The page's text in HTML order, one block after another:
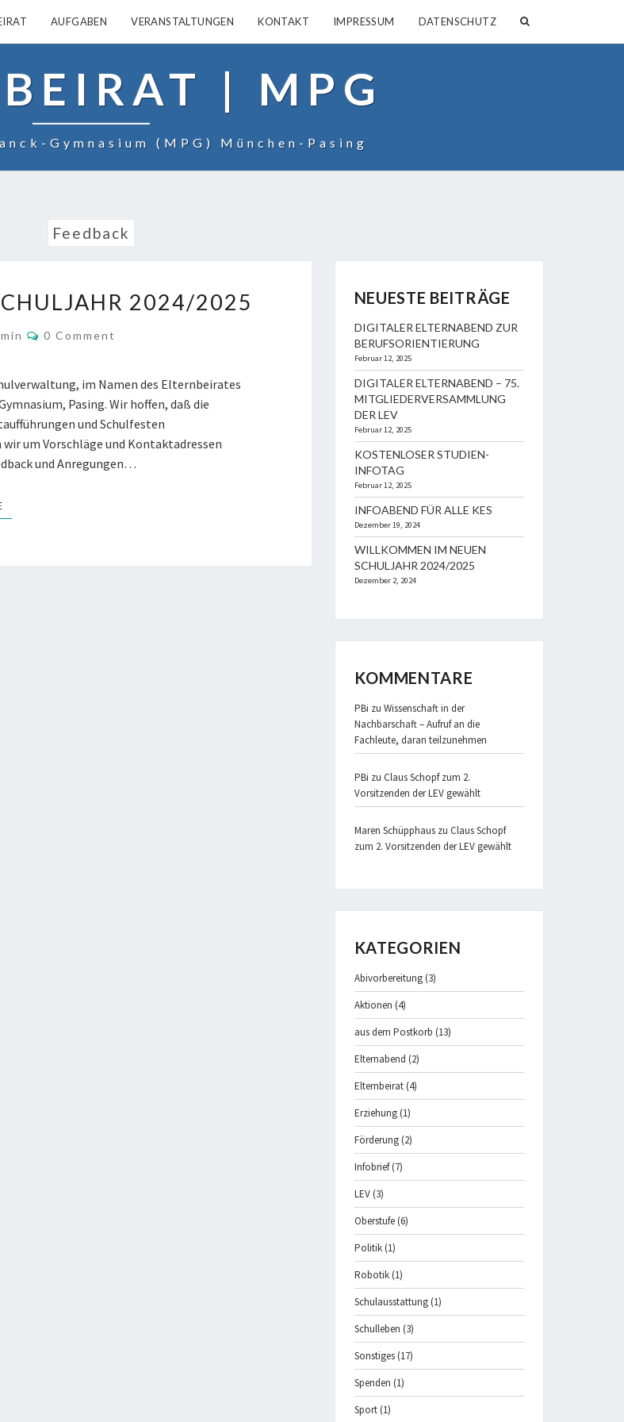
AUFGABEN VERANSTALTUNGEN KONTAKT IMPRESSUM DATENSCHUTZ
SEARCH
| MPG
Gymnasium (MPG) München-Pasing
Feedback
2024/2025
COMMENTS
0 Comment
im Namen des Elternbeirates
Pasing. Wir hoffen, daß die
und Schulfesten
um Vorschläge und Kontaktadressen
und Anregungen…
READ MORE
NEUESTE BEITRÄGE
DIGITALER ELTERNABEND ZUR
BERUFSORIENTIERUNG
Februar 12, 2025
DIGITALER ELTERNABEND – 75.
MITGLIEDERVERSAMMLUNG
DER LEV
Februar 12, 2025
KOSTENLOSER STUDIEN-
INFOTAG
Februar 12, 2025
INFOABEND FÜR ALLE KES
Dezember 19, 2024
WILLKOMMEN IM NEUEN
SCHULJAHR 2024/2025
Dezember 2, 2024
KOMMENTARE
PBi zu Wissenschaft in der
Nachbarschaft – Aufruf an die
Fachleute, daran teilzunehmen
PBi zu Claus Schopf zum 2.
Vorsitzenden der LEV gewählt
Maren Schüpphauszu Claus Schopf
zum 2. Vorsitzenden der LEV gewählt
KATEGORIEN
Abivorbereitung(3)
Aktionen (4)
aus dem Postkorb (13)
Elternabend (2)
Elternbeirat(4)
Erziehung(1)
Förderung(2)
Infobrief(7)
LEV(3)
Oberstufe(6)
Politik(1)
Robotik(1)
Schulausstattung(1)
Schulleben (3)
Sonstiges(17)
Spenden (1)
Sport(1)